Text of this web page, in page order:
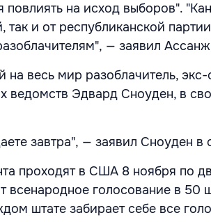
повлиять на исход выборов".
так и от республиканской
— заявил
на весь мир разоблачитель,
ведомств Эдвард Сноуден, в
завтра", — заявил Сноуден
проходят в США 8 ноября по
всенародное голосование в 50
штате забирает себе все